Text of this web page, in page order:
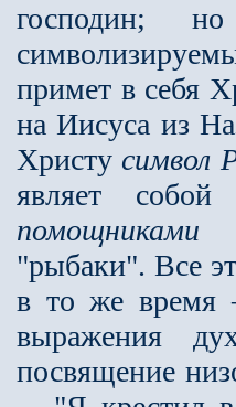
господин;
примет в себя
на Иисуса из
Христусимвол
являет
помощниками
"рыбаки". Все
в то же время
выражения
посвящение